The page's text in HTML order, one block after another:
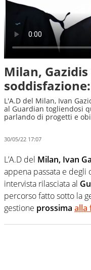
Milan,
L'A.D del Milan, Ivan
al Guardian togliendosi
parlando di progetti e
30/05/22 17:07
L’A.D del Milan, Ivan
appena passata e
intervista rilasciata al
percorso fatto sotto la
gestione prossima alla